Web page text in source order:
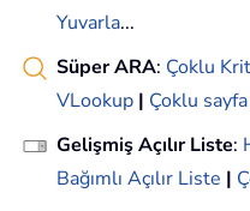
Yuvarla...
Süper ARA: Çoklu
VLookup | Çoklu sayfa
Gelişmiş Açılır Liste:
Bağımlı Açılır Liste |